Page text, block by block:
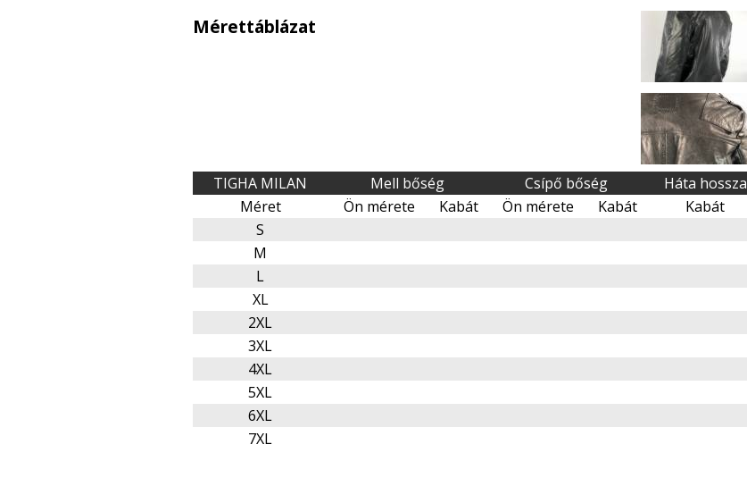
Mérettáblázat
TIGHA MILAN Mell bőség Csípő bőség Háta hossza
Méret
Ön mérete Kabát Ön mérete Kabát Kabát
S
M
L
XL
2XL
3XL
4XL
5XL
6XL
7XL